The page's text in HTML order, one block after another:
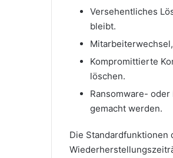
Versehentliches
bleibt.
Kompromittierte
löschen.
Ransomware-
gemacht werden.
Die